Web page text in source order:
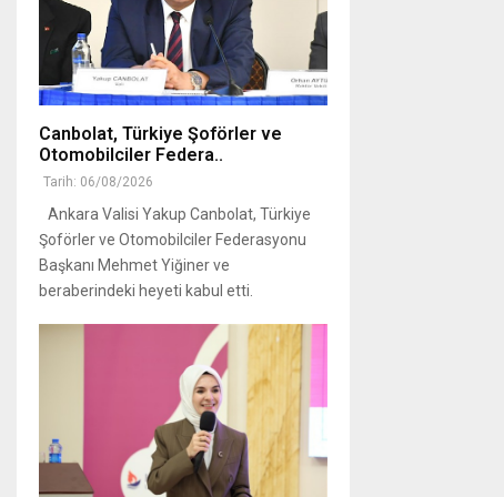
Canbolat, Türkiye Şoförler ve
Otomobilciler Federa..
Tarih: 06/08/2026
Ankara Valisi Yakup Canbolat, Türkiye
Şoförler ve Otomobilciler Federasyonu
Başkanı Mehmet Yiğiner ve
beraberindeki heyeti kabul etti.